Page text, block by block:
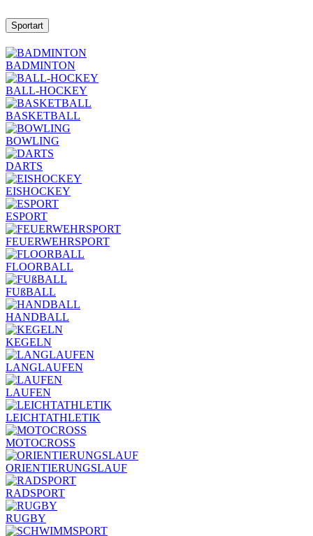
Sportart
BADMINTON
BALL-HOCKEY
BASKETBALL
BOWLING
DARTS
EISHOCKEY
ESPORT
FEUERWEHRSPORT
FLOORBALL
FUßBALL
HANDBALL
KEGELN
LANGLAUFEN
LAUFEN
LEICHTATHLETIK
MOTOCROSS
ORIENTIERUNGSLAUF
RADSPORT
RUGBY